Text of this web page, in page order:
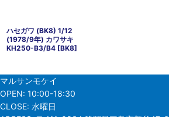
ハセガワ (BK8) 1/12
(1978/9年) カワサキ
KH250-B3/B4 [BK8]
マルサンモケイ
OPEN: 10:00-18:30
CLOSE: 水曜日